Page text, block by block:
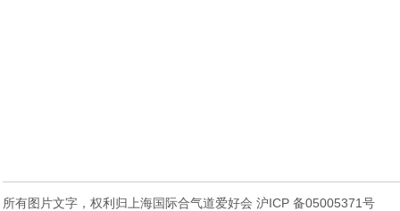
所有图片文字，权利归上海国际合气道爱好会 沪ICP 备05005371号